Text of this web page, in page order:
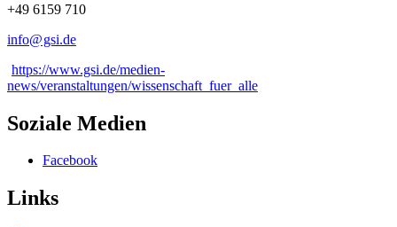
+49 6159 710
info@gsi.de
https://www.gsi.de/medien-
news/veranstaltungen/wissenschaft_fuer_alle
Soziale Medien
Facebook
Links